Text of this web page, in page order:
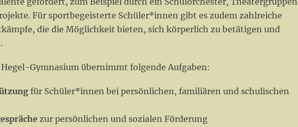
Für sportbegeisterte Schüler*innen gibt es zudem zahlreiche
die die Möglichkeit bieten, sich körperlich zu betätigen und
Gymnasium übernimmt folgende Aufgaben:
für Schüler*innen bei persönlichen, familiären und schulischen
zur persönlichen und sozialen Förderung